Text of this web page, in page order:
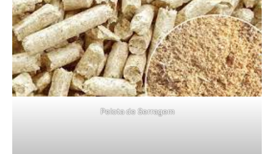
Pelota de Serragem